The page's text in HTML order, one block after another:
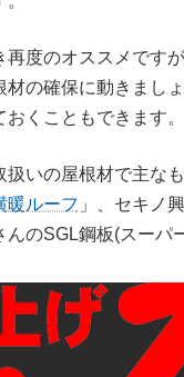
再度のオススメです
材の確保に動きまし
くこともできます
扱いの屋根材で主な
暖ルーフ 」、セキノ
んのSGL鋼板(スーパ